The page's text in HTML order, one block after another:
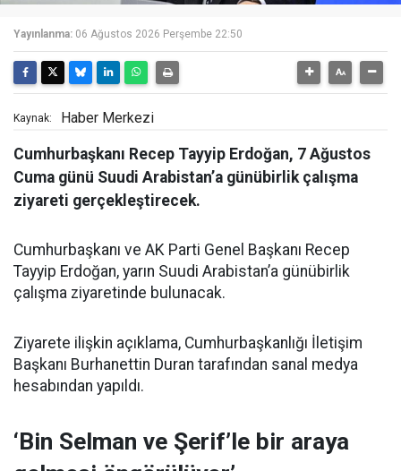
Yayınlanma: 06 Ağustos 2026 Perşembe 22:50
Kaynak: Haber Merkezi
Cumhurbaşkanı Recep Tayyip Erdoğan, 7 Ağustos
Cuma günü Suudi Arabistan’a günübirlik çalışma
ziyareti gerçekleştirecek.
Cumhurbaşkanı ve AK Parti Genel Başkanı Recep
Tayyip Erdoğan, yarın Suudi Arabistan’a günübirlik
çalışma ziyaretinde bulunacak.
Ziyarete ilişkin açıklama, Cumhurbaşkanlığı İletişim
Başkanı Burhanettin Duran tarafından sanal medya
hesabından yapıldı.
‘Bin Selman ve Şerif’le bir araya